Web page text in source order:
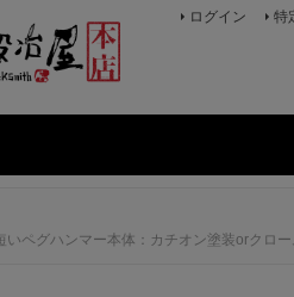
ログイン 特
ペグハンマー本体：カチオン塗装orクロ